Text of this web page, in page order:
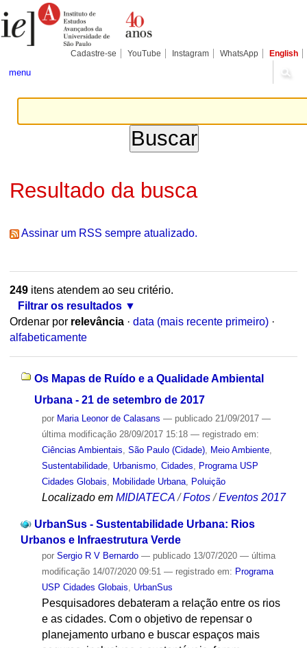
para
conteúdo.
Pessoais
Cadastre-se YouTube Instagram WhatsApp English
menu
Resultado da busca
Assinar um RSS sempre atualizado.
249itens atendem ao seu critério.
Filtrar os resultados
Ordenar por relevância · data (mais recente primeiro) ·
alfabeticamente
Os Mapas de Ruído e a Qualidade Ambiental
Urbana - 21 de setembro de 2017
por Maria Leonor de Calasans — publicado21/09/2017 —
última modificação28/09/2017 15:18 — registrado em:
Ciências Ambientais São Paulo (Cidade), Meio Ambiente,
Sustentabilidade, Urbanismo, Cidades
Programa USP
Cidades Globais
Mobilidade Urbana, Poluição
Localizado em MIDIATECA /Fotos /Eventos 2017
UrbanSus - Sustentabilidade Urbana: Rios
Urbanos e Infraestrutura Verde
por Sergio R V Bernardo — publicado13/07/2020 — última
modificação14/07/2020 09:51 — registrado em: Programa
USP Cidades Globais
UrbanSus
Pesquisadores debateram a relação entre os rios
e as cidades. Com o objetivo de repensar o
planejamento urbano e buscar espaços mais